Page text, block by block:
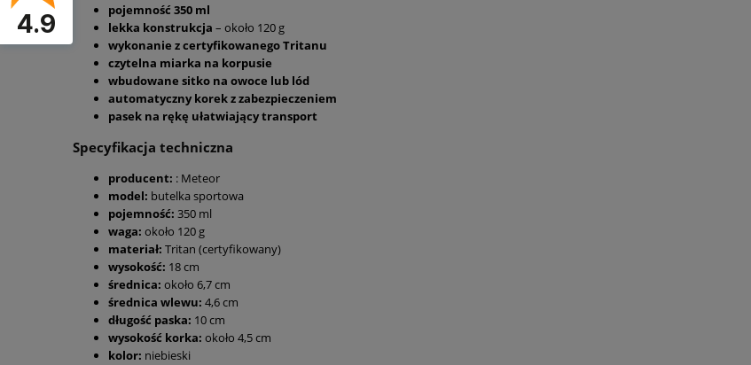
pojemność 350 ml
lekka konstrukcja – około 120 g
wykonanie z certyfikowanego Tritanu
czytelna miarka na korpusie
wbudowane sitko na owoce lub lód
automatyczny korek z zabezpieczeniem
pasek na rękę ułatwiający transport
Specyfikacja techniczna
producent: : Meteor
model: butelka sportowa
pojemność: 350 ml
waga: około 120 g
materiał: Tritan (certyfikowany)
wysokość: 18 cm
średnica: około 6,7 cm
średnica wlewu: 4,6 cm
długość paska: 10 cm
wysokość korka: około 4,5 cm
kolor: niebieski
4.9